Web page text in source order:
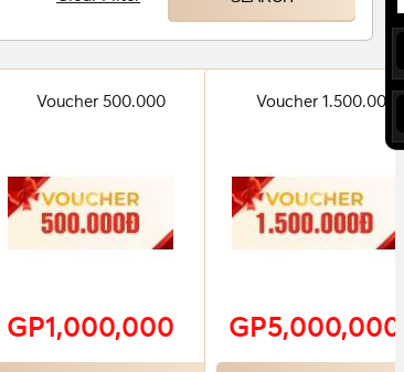
Voucher 500.000
GP1,000,000
Voucher 1.500.000
GP5,000,000